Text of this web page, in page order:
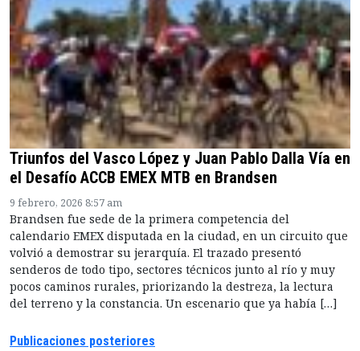
Triunfos del Vasco López y Juan Pablo Dalla Vía en
el Desafío ACCB EMEX MTB en Brandsen
9 febrero, 2026 8:57 am
Brandsen fue sede de la primera competencia del
calendario EMEX disputada en la ciudad, en un circuito que
volvió a demostrar su jerarquía. El trazado presentó
senderos de todo tipo, sectores técnicos junto al río y muy
pocos caminos rurales, priorizando la destreza, la lectura
del terreno y la constancia. Un escenario que ya había […]
Publicaciones posteriores